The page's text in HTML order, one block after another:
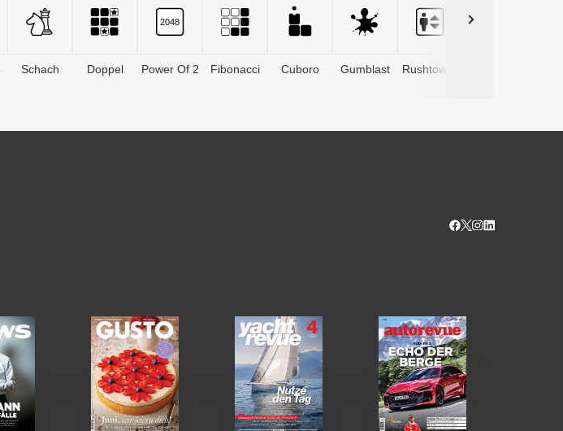
Schach Doppel Power Of 2 Fibonacci Cuboro Gumblast Rushtower